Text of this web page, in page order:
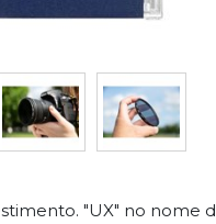
"UX" no nome